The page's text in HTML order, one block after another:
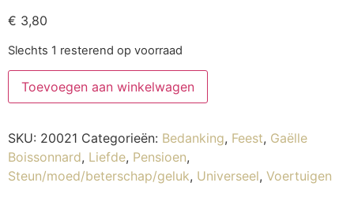
€ 3,80
Slechts 1 resterend op voorraad
Toevoegen aan winkelwagen
SKU: 20021 Categorieën: Bedanking, Feest, Gaëlle
Boissonnard, Liefde, Pensioen,
Steun/moed/beterschap/geluk, Universeel, Voertuigen